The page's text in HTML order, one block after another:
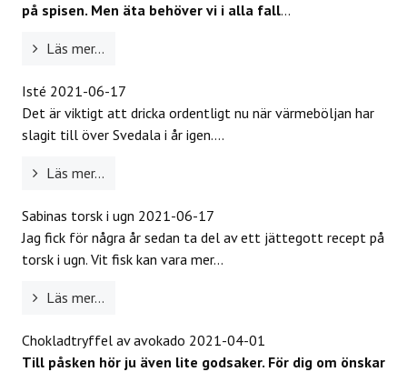
på spisen. Men äta behöver vi i alla fall...
Läs mer...
Isté 2021-06-17
Det är viktigt att dricka ordentligt nu när värmeböljan har
slagit till över Svedala i år igen....
Läs mer...
Sabinas torsk i ugn 2021-06-17
Jag fick för några år sedan ta del av ett jättegott recept på
torsk i ugn. Vit fisk kan vara mer...
Läs mer...
Chokladtryffel av avokado 2021-04-01
Till påsken hör ju även lite godsaker. För dig om önskar